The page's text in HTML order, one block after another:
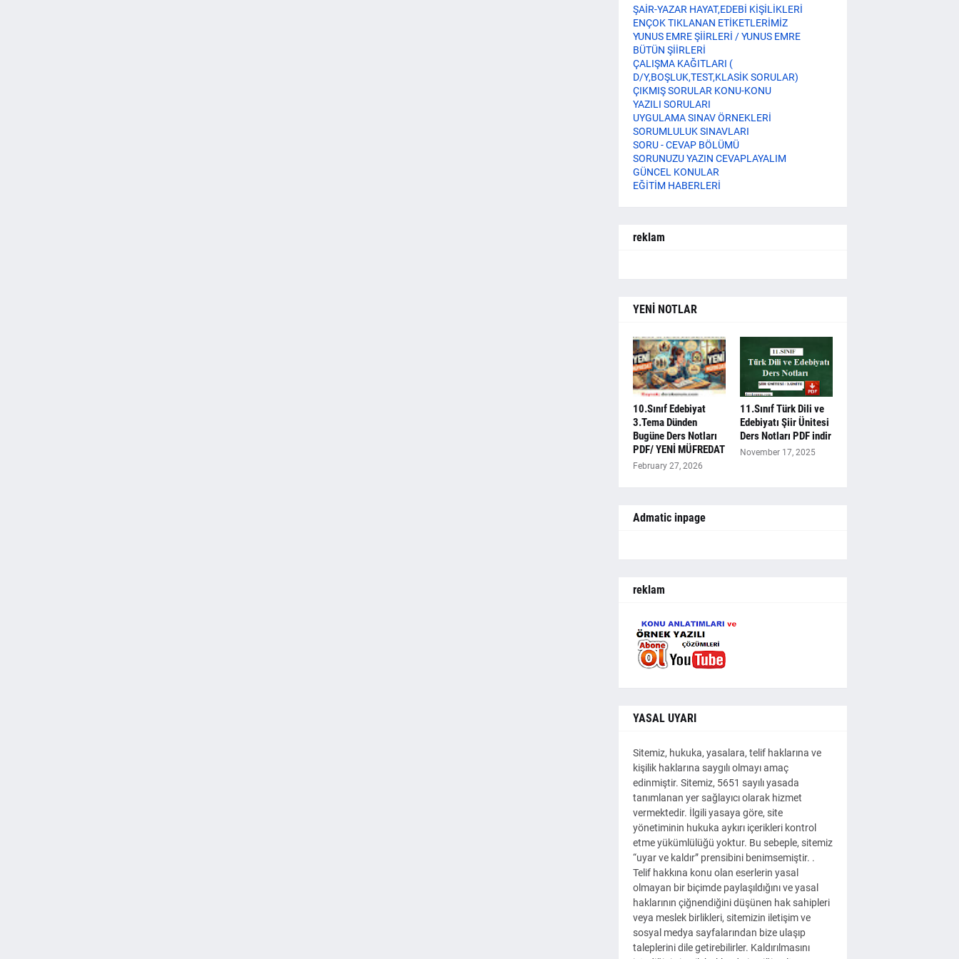
ŞAİR-YAZAR HAYAT,EDEBİ KİŞİLİKLERİ
ENÇOK TIKLANAN ETİKETLERİMİZ
YUNUS EMRE ŞİİRLERİ / YUNUS EMRE
BÜTÜN ŞİİRLERİ
ÇALIŞMA KAĞITLARI (
D/Y,BOŞLUK,TEST,KLASİK SORULAR)
ÇIKMIŞ SORULAR KONU-KONU
YAZILI SORULARI
UYGULAMA SINAV ÖRNEKLERİ
SORUMLULUK SINAVLARI
SORU - CEVAP BÖLÜMÜ
SORUNUZU YAZIN CEVAPLAYALIM
GÜNCEL KONULAR
EĞİTİM HABERLERİ
reklam
YENİ NOTLAR
10.Sınıf Edebiyat
3.Tema Dünden
Bugüne Ders Notları
PDF/ YENİ MÜFREDAT
February 27, 2026
11.Sınıf Türk Dili ve
Edebiyatı Şiir Ünitesi
Ders Notları PDF indir
November 17, 2025
Admatic inpage
reklam
YASAL UYARI
Sitemiz, hukuka, yasalara, telif haklarına ve
kişilik haklarına saygılı olmayı amaç
edinmiştir. Sitemiz, 5651 sayılı yasada
tanımlanan yer sağlayıcı olarak hizmet
vermektedir. İlgili yasaya göre, site
yönetiminin hukuka aykırı içerikleri kontrol
etme yükümlülüğü yoktur. Bu sebeple, sitemiz
“uyar ve kaldır” prensibini benimsemiştir. .
Telif hakkına konu olan eserlerin yasal
olmayan bir biçimde paylaşıldığını ve yasal
haklarının çiğnendiğini düşünen hak sahipleri
veya meslek birlikleri, sitemizin iletişim ve
sosyal medya sayfalarından bize ulaşıp
taleplerini dile getirebilirler. Kaldırılmasını